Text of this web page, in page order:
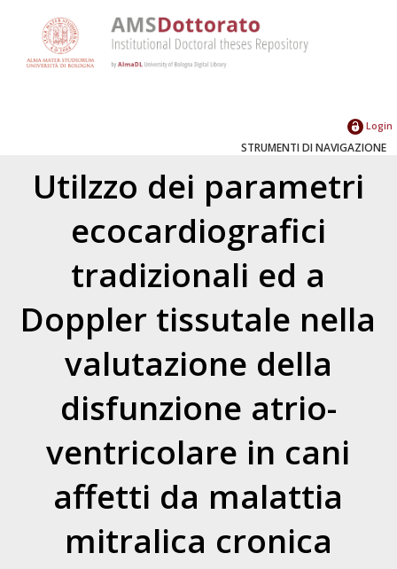
Login
STRUMENTI DI NAVIGAZIONE
Utilzzo dei parametri
ecocardiografici
tradizionali ed a
Doppler tissutale nella
valutazione della
disfunzione atrio-
ventricolare in cani
affetti da malattia
mitralica cronica